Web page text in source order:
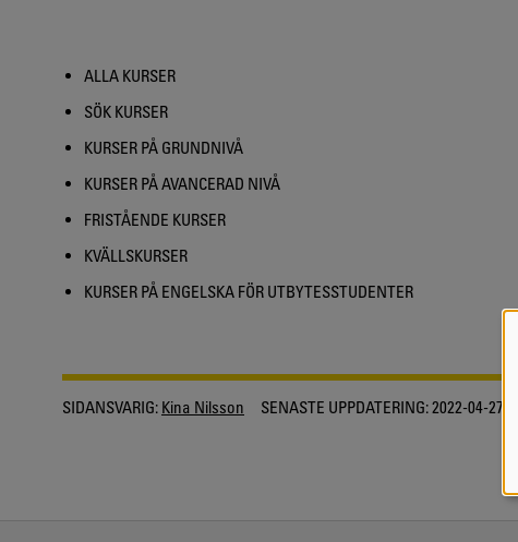
ALLA KURSER
SÖK KURSER
KURSER PÅ GRUNDNIVÅ
KURSER PÅ AVANCERAD NIVÅ
FRISTÅENDE KURSER
KVÄLLSKURSER
KURSER PÅ ENGELSKA FÖR UTBYTESSTUDENTER
SIDANSVARIG: Kina Nilsson SENASTE UPPDATERING:2022-04-27